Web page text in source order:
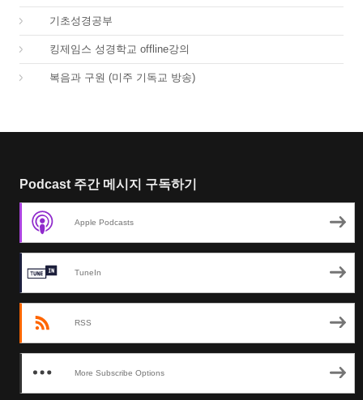
기초성경공부
킹제임스 성경학교 offline강의
복음과 구원 (미주 기독교 방송)
Podcast 주간 메시지 구독하기
Apple Podcasts
TuneIn
RSS
More Subscribe Options